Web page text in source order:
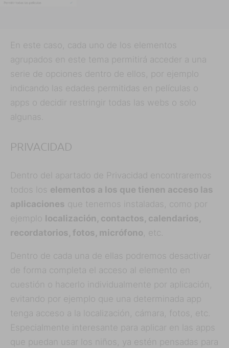
En este caso, cada uno de los elementos
agrupados en este tema permitirá acceder a una
serie de opciones dentro de ellos, por ejemplo
indicando las edades permitidas en películas o
apps o decidir restringir todas las webs o solo
algunas.
PRIVACIDAD
Dentro del apartado de Privacidad encontraremos
todos los elementos a los que tienen acceso las
aplicaciones que tenemos instaladas, como por
ejemplo localización, contactos, calendarios,
recordatorios, fotos, micrófono, etc.
Dentro de cada una de ellas podremos desactivar
de forma completa el acceso al elemento en
cuestión o hacerlo individualmente por aplicación,
evitando por ejemplo que una determinada app
tenga acceso a la localización, cámara, fotos, etc.
Especialmente interesante para aplicar en las apps
que puedan usar los niños, ya estén pensadas para